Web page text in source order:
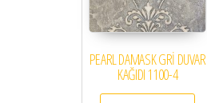
PEARL DAMASK GRİ DUVAR
KAĞIDI 1100-4